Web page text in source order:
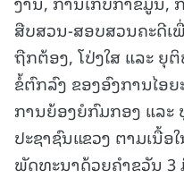
ສືບສວນ-ສອບສວນຄະດີເ
ຖືກຕ້ອງ, ໂປ່ງໃສ ແລະ ຍຸ
ຂໍ້ຕົກລົງ ຂອງອົງການໄອ
ການຍ້ອງຍໍກົມກອງ ແລະ
ປະຊາຊົນແຂວງ ຕາມເນື້ອ
ພັດທະນາດ້ວຍຄໍາຂວັນ 3